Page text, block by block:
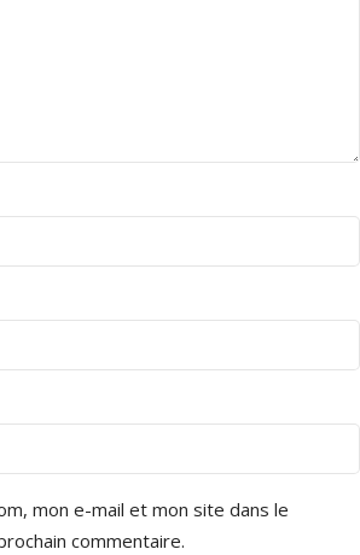
mon e-mail et mon site dans le
commentaire.